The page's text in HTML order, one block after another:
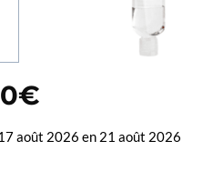
€Prijsklasse:
tot
août 2026 en 21 août 2026